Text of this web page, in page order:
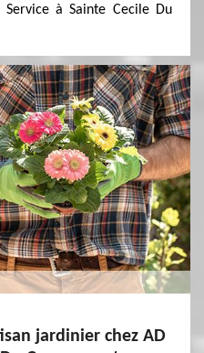
à Sainte Cecile Du
jardinier chez AD